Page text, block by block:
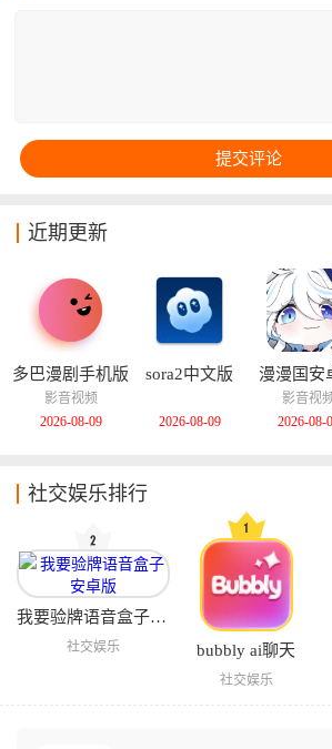
近期更新
多巴漫剧手机版
影音视频
2026-08-09
sora2中文版
2026-08-09
漫漫国安
影音视
2026-08-
社交娱乐排行
我要验牌语音盒子安卓版
社交娱乐 bubbly ai聊天
社交娱乐